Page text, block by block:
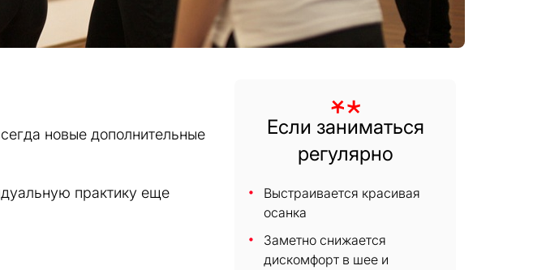
новые дополнительные
практику еще
Если заниматься
регулярно
Выстраивается красивая
осанка
Заметно снижается
дискомфорт в шее и